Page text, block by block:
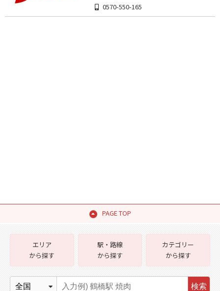
0570-550-165
PAGE TOP
エリア
から探す
駅・路線
から探す
カテゴリー
から探す
検索